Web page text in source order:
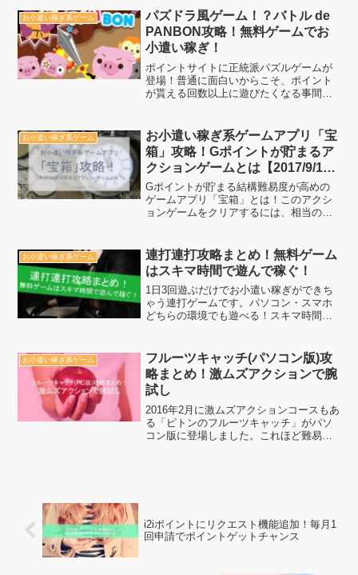
に活用や、スキマ時間でコツコツポイン
トゲットしましょう。
お小遣い稼ぎ系ゲーム
パズドラ風ゲーム！？バトル de
PANBON攻略！無料ゲームでお
小遣い稼ぎ！
ポイントサイトに正統派パズルゲームが
登場！普通に面白いからこそ、ポイント
が貰える回数以上に遊びたくなる事間違
紹介したいと思います。ぜひ、遊んでコ
ツコツお小遣い稼...
お小遣い稼ぎ系ゲーム
お小遣い稼ぎ系ゲームアプリ「宝
箱」攻略！Gポイントが貯まるア
クションゲームとは【2017/9/19
終了】
Gポイントが貯まる結構難易度が高めの
ゲームアプリ「宝箱」とは！このアクシ
ョンゲームをクリアするには、相当の実
どんどんお小遣い稼ぎをしていきましょ
う。
お小遣い稼ぎ系ゲーム
連打連打攻略まとめ！無料ゲーム
はスキマ時間で遊んで稼ぐ！
1日3回遊ぶだけでお小遣い稼ぎができち
ゃう連打ゲームです。パソコン・スマホ
どちらの環境でも遊べる！スキマ時間に
お小遣い稼ぎ系ゲーム
フルーツキャッチ(パソコン版)攻
略まとめ！激ムズアクションで腕
試し
2016年2月に激ムズアクションコースもあ
る「ピトンのフルーツキャッチ」がパソ
コン版に登場しました。これほど難易度
i2iポイントにリクエスト機能追加！毎月1
回申請でポイントゲットチャンス